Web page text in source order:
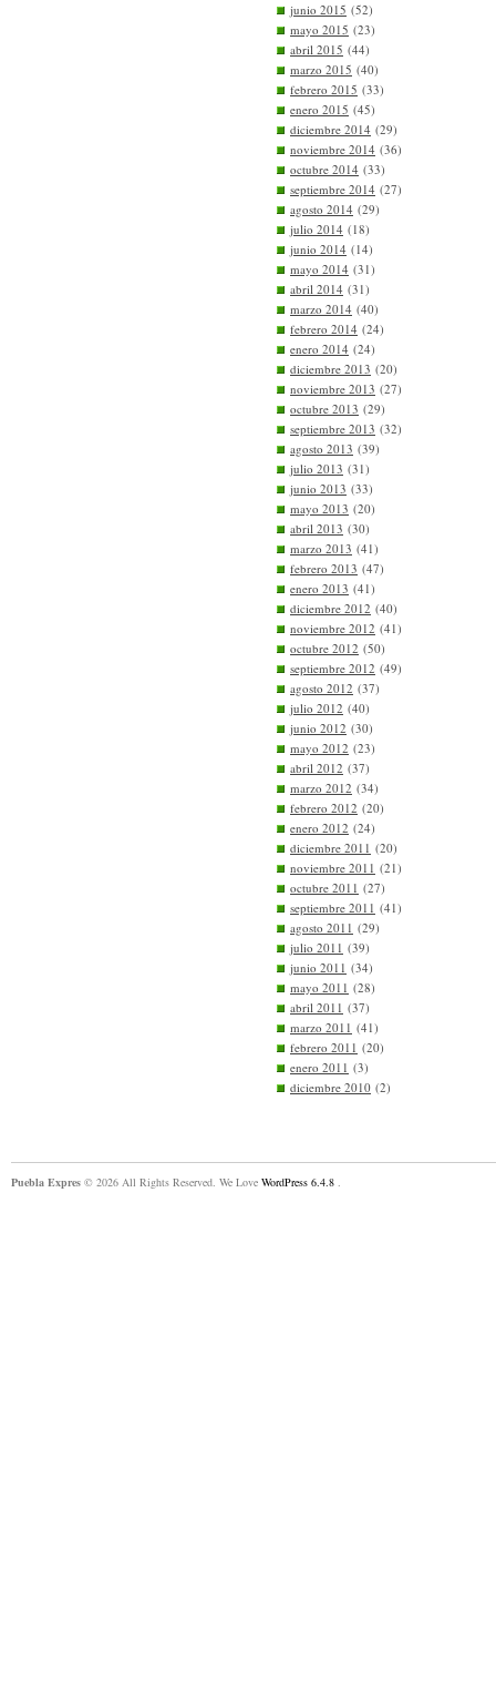
junio 2015 (52)
mayo 2015 (23)
abril 2015 (44)
marzo 2015 (40)
febrero 2015 (33)
enero 2015 (45)
diciembre 2014 (29)
noviembre 2014 (36)
octubre 2014 (33)
septiembre 2014 (27)
agosto 2014 (29)
julio 2014 (18)
junio 2014 (14)
mayo 2014 (31)
abril 2014 (31)
marzo 2014 (40)
febrero 2014 (24)
enero 2014 (24)
diciembre 2013 (20)
noviembre 2013 (27)
octubre 2013 (29)
septiembre 2013 (32)
agosto 2013 (39)
julio 2013 (31)
junio 2013 (33)
mayo 2013 (20)
abril 2013 (30)
marzo 2013 (41)
febrero 2013 (47)
enero 2013 (41)
diciembre 2012 (40)
noviembre 2012 (41)
octubre 2012 (50)
septiembre 2012 (49)
agosto 2012 (37)
julio 2012 (40)
junio 2012 (30)
mayo 2012 (23)
abril 2012 (37)
marzo 2012 (34)
febrero 2012 (20)
enero 2012 (24)
diciembre 2011 (20)
noviembre 2011 (21)
octubre 2011 (27)
septiembre 2011 (41)
agosto 2011 (29)
julio 2011 (39)
junio 2011 (34)
mayo 2011 (28)
abril 2011 (37)
marzo 2011 (41)
febrero 2011 (20)
enero 2011 (3)
diciembre 2010 (2)
Puebla Expres © 2026 All Rights Reserved. We Love WordPress 6.4.8 .